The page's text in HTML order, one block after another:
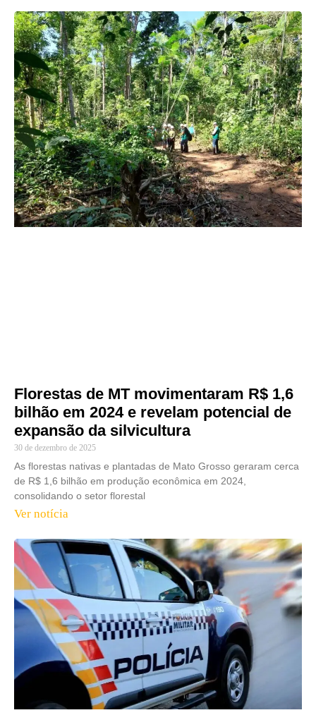
Florestas de MT movimentaram R$ 1,6
bilhão em 2024 e revelam potencial de
expansão da silvicultura
30 de dezembro de 2025
As florestas nativas e plantadas de Mato Grosso geraram cerca
de R$ 1,6 bilhão em produção econômica em 2024,
consolidando o setor florestal
Ver notícia